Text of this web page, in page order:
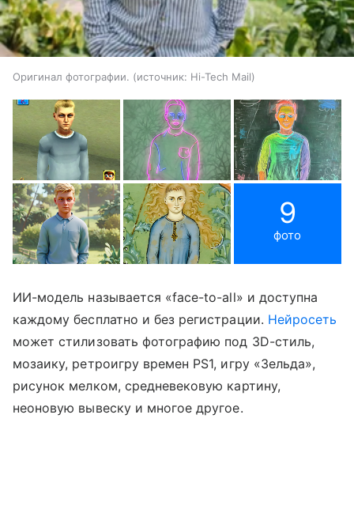
Оригинал фотографии. источник: Hi-Tech Mail
9
фото
ИИ-модель называется «face-to-all» и доступна
каждому бесплатно и без регистрации. Нейросеть
может стилизовать фотографию под 3D-стиль,
мозаику, ретроигру времен PS1, игру «Зельда»,
рисунок мелком, средневековую картину,
неоновую вывеску и многое другое.